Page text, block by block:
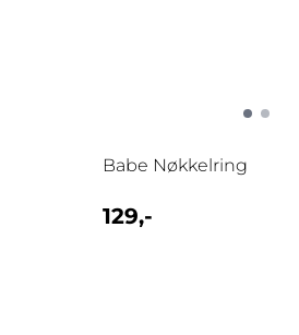
Babe Nøkkelring
129,-